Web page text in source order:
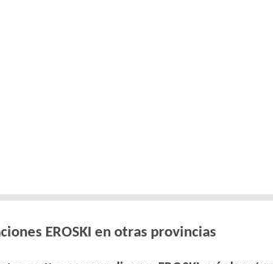
EROSKI en otras provincias